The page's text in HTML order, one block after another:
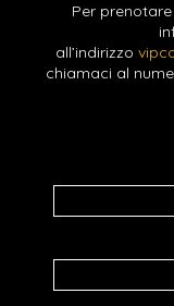
Per
all’indirizzo
chiamaci al